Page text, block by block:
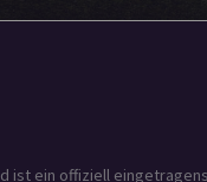
ein offiziell